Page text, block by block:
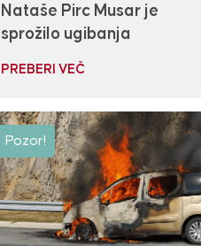
Nataše Pirc Musar je
sprožilo ugibanja
PREBERI VEČ
Pozor!